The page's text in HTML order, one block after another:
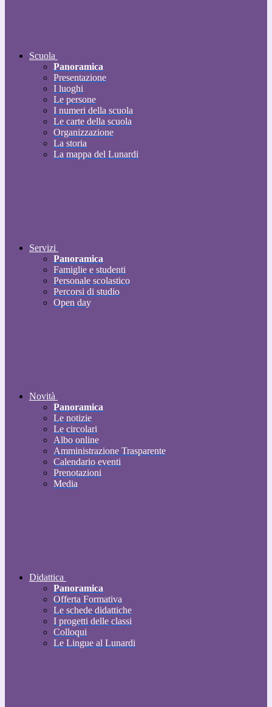
Scuola
Panoramica
Presentazione
I luoghi
Le persone
I numeri della scuola
Le carte della scuola
Organizzazione
La storia
La mappa del Lunardi
Servizi
Panoramica
Famiglie e studenti
Personale scolastico
Percorsi di studio
Open day
Novità
Panoramica
Le notizie
Le circolari
Albo online
Amministrazione Trasparente
Calendario eventi
Prenotazioni
Media
Didattica
Panoramica
Offerta Formativa
Le schede didattiche
I progetti delle classi
Colloqui
Le Lingue al Lunardi